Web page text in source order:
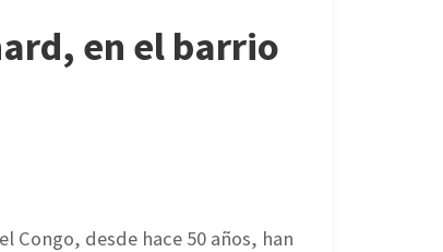
en el barrio
desde hace 50 años, han